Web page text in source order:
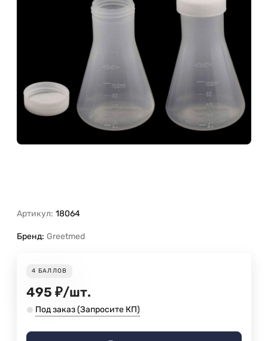
Артикул: 18064
Бренд: Greetmed
4 БАЛЛОВ
495 ₽/шт.
Под заказ (Запросите КП)